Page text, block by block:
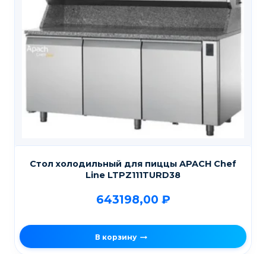
Стол холодильный для пиццы APACH Chef
Line LTPZ111TURD38
643198,00 ₽
В корзину